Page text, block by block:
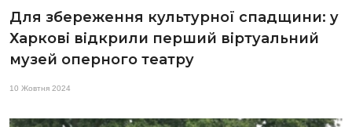
Для збереження культурної спадщини: у
Харкові відкрили перший віртуальний
музей оперного театру
10 Жовтня 2024